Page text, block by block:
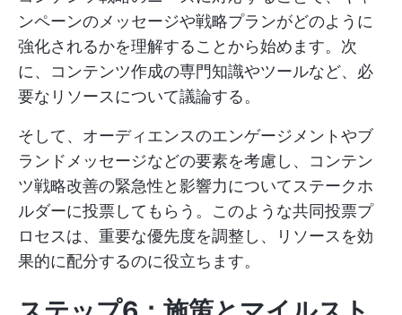
ンペーンのメッセージや戦略プランがどのように
強化されるかを理解することから始めます。次
に、コンテンツ作成の専門知識やツールなど、必
要なリソースについて議論する。
そして、オーディエンスのエンゲージメントやブ
ランドメッセージなどの要素を考慮し、コンテン
ツ戦略改善の緊急性と影響力についてステークホ
ルダーに投票してもらう。このような共同投票プ
ロセスは、重要な優先度を調整し、リソースを効
果的に配分するのに役立ちます。